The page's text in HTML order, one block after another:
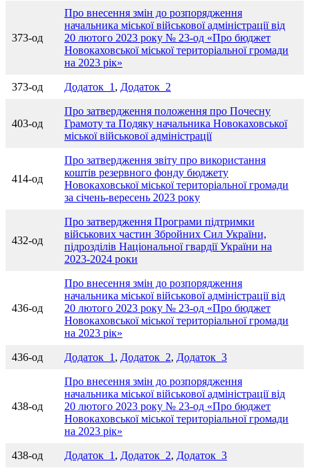
373-од
Про внесення змін до розпорядження
начальника міської військової адміністрації від
20 лютого 2023 року № 23-од «Про бюджет
Новокаховської міської територіальної громади
на 2023 рік»
373-од Додаток_1 , Додаток_2
403-од
Про затвердження положення про Почесну
Грамоту та Подяку начальника Новокаховської
міської військової адміністрації
414-од
Про затвердження звіту про використання
коштів резервного фонду бюджету
Новокаховської міської територіальної громади
за січень-вересень 2023 року
432-од
Про затвердження Програми підтримки
військових частин Збройних Сил України,
підрозділів Національної гвардії України на
2023-2024 роки
436-од
Про внесення змін до розпорядження
начальника міської військової адміністрації від
20 лютого 2023 року № 23-од «Про бюджет
Новокаховської міської територіальної громади
на 2023 рік»
436-од Додаток_1 , Додаток_2, Додаток_3
438-од
Про внесення змін до розпорядження
начальника міської військової адміністрації від
20 лютого 2023 року № 23-од «Про бюджет
Новокаховської міської територіальної громади
на 2023 рік»
438-од Додаток_1 , Додаток_2, Додаток_3